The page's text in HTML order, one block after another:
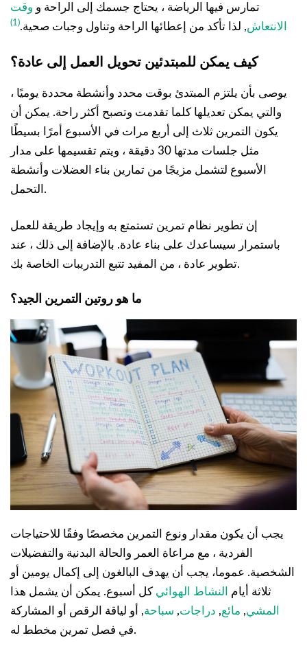
تمارس فيها الرياضة ، يحتاج جسمك إلى الراحة و وقت
الانتعاش, لذا تأكد من إعطائها الراحة وتناول وجبات صحية.(1)
كيف يمكن للمبتدئين تحويل العمل إلى عادة؟
يوصى بأن يلتزم المبتدئ بوقت محدد وأنشطة محددة يوميًا ،
والتي يمكن تعديلها كلما تقدمت وتصبح أكثر راحة. يمكن أن
يكون التمرين ثلاث إلى أربع مرات في الأسبوع أمرًا بسيطًا
مثل جلسات مدتها 30 دقيقة ، ويتم تقسيمها على مدار
الأسبوع لتشمل مزيجًا من تمارين بناء العضلات وأنشطة
التحمل.
إن تطوير نظام تمرين تستمتع به وإيجاد طريقة للعمل
باستمرار سيساعدك على بناء عادة. بالإضافة إلى ذلك ، عند
تطوير عادة ، من المفيد تتبع التدريبات الخاصة بك.
ما هو روتين التمرين الجيد؟
يجب أن يكون مقدار ونوع التمرين مخصصًا وفقًا للاحتياجات
الفردية ، مع مراعاة العمر والحالة البدنية والتفضيلات
الشخصية. عموما، يجب أن يهدف البالغون إلى إكمال يومين أو
ثلاثة أيام
النشاط الهوائي كل أسبوع. يمكن أن يشمل هذا
المشي, مائع, دراجات, سباحة, أو لياقة الرقص أو المشاركة
في فصل تمرين مخطط له.